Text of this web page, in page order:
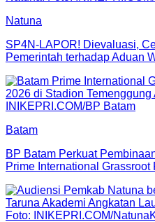
Natuna
SP4N-LAPOR! Dievaluasi,
Pemerintah terhadap Aduan
Batam
BP Batam Perkuat
Prime International